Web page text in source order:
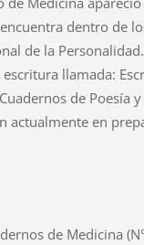
dentro de
de la Personalidad.
llamada:
de Poesía
actualmente en
de Medicina